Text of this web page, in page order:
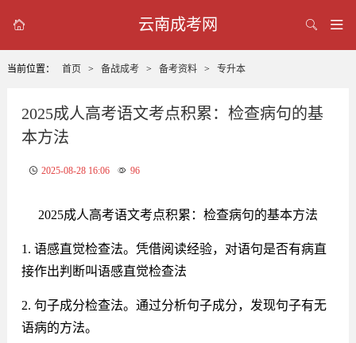
 云南成考网  
当前位置： 首页 > 备战成考 > 备考资料 > 专升本
2025成人高考语文考点积累：检查病句的基
本方法
2025-08-28 16:06 96
2025成人高考语文考点积累：检查病句的基本方法
1. 语感直觉检查法。凭借阅读经验，对语句是否有病直
接作出判断叫语感直觉检查法
2. 句子成分检查法。通过分析句子成分，发现句子有无
语病的方法。